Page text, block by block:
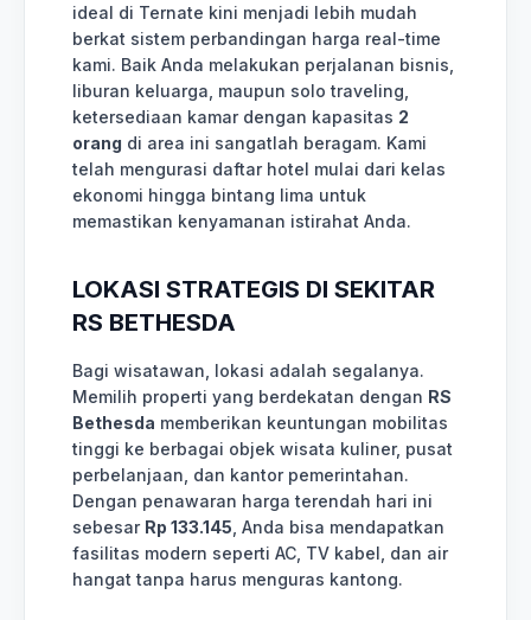
ideal di Ternate kini menjadi lebih mudah
berkat sistem perbandingan harga real-time
kami. Baik Anda melakukan perjalanan bisnis,
liburan keluarga, maupun solo traveling,
ketersediaan kamar dengan kapasitas 2
orang di area ini sangatlah beragam. Kami
telah mengurasi daftar hotel mulai dari kelas
ekonomi hingga bintang lima untuk
memastikan kenyamanan istirahat Anda.
LOKASI STRATEGIS DI SEKITAR
RS BETHESDA
Bagi wisatawan, lokasi adalah segalanya.
Memilih properti yang berdekatan dengan RS
Bethesda memberikan keuntungan mobilitas
tinggi ke berbagai objek wisata kuliner, pusat
perbelanjaan, dan kantor pemerintahan.
Dengan penawaran harga terendah hari ini
sebesar Rp 133.145 , Anda bisa mendapatkan
fasilitas modern seperti AC, TV kabel, dan air
hangat tanpa harus menguras kantong.